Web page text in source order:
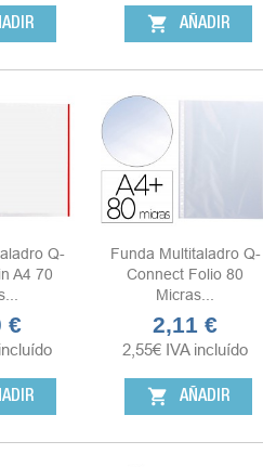
shopping_cart AÑADIR
Q-
A4 70
€
Funda Multitaladro Q-
Connect Folio 80
Micras...
Precio
2,11 €
2,55€ IVA incluído
shopping_cart AÑADIR